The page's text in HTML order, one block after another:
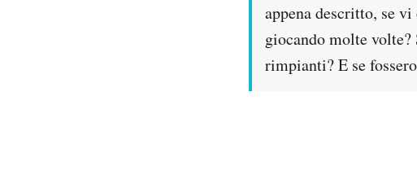
appena descritto, se
giocando molte volte?
rimpianti? E se